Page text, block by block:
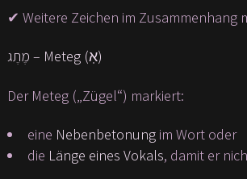
✔ Weitere Zeichen im Zusammenhang
מֶתֶג – Meteg (אֽ)
Der Meteg („Zügel“) markiert:
eine Nebenbetonungim Wort oder
die Länge eines Vokals, damit er